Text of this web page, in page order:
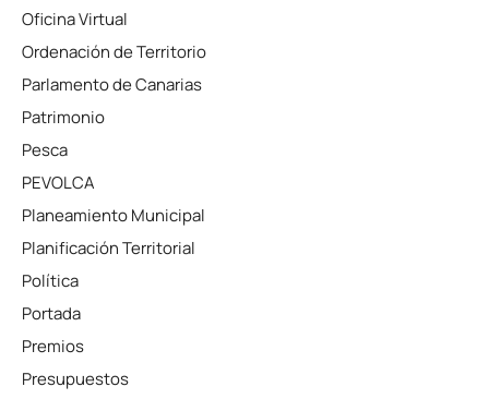
Oficina Virtual
Ordenación de Territorio
Parlamento de Canarias
Patrimonio
Pesca
PEVOLCA
Planeamiento Municipal
Planificación Territorial
Política
Portada
Premios
Presupuestos